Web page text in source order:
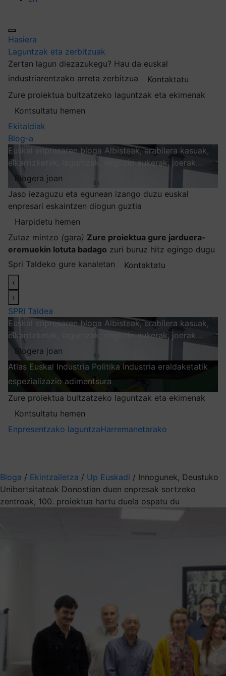
Hasiera
Laguntzak eta zerbitzuak
Zertan lagun diezazukegu? Hau da euskal
industriarentzako arreta zerbitzua
Kontaktatu
Zure proiektua bultzatzeko laguntzak eta ekimenak
Kontsultatu hemen
Ekitaldiak
Blog-a
Euskal enpresaren bloga Albisteak, erabilera kasuak,
elkarrizketak, laguntzak, negozio aukerak, joerak…
Blogera joan
Jaso iezaguzu eta egunean izango duzu euskal
enpresari eskaintzen diogun guztia
Harpidetu hemen
Zutaz mintzo (gara) Zure proiektua gure jarduera-
eremuekin lotuta badago zuri buruz hitz egingo dugu
Spri Taldeko gure kanaletan
Kontaktatu
‹
›
SPRI Taldea
Euskal enpresaren bloga Albisteak, erabilera kasuak,
elkarrizketak, laguntzak, negozio aukerak, joerak…
Blogera joan
Atlas Euskal Industria Politika Industria eraldaketatik
espezializazio adimentsura
Zure proiektua bultzatzeko laguntzak eta ekimenak
Kontsultatu hemen
Enpresentzako laguntzaHarremanetarako
Bloga / Ekintzailetza / Up Euskadi / Innogunek, Deustuko
Unibertsitateak Donostian duen enpresak sortzeko
zentroak, 100. proiektua hartu duela ospatu du